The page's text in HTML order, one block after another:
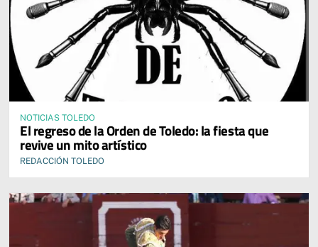
NOTICIAS TOLEDO
El regreso de la Orden de Toledo: la fiesta que
revive un mito artístico
REDACCIÓN TOLEDO